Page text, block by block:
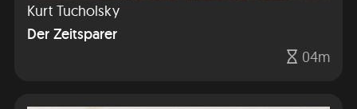
Der Zeitsparer
Kurt Tucholsky
04m